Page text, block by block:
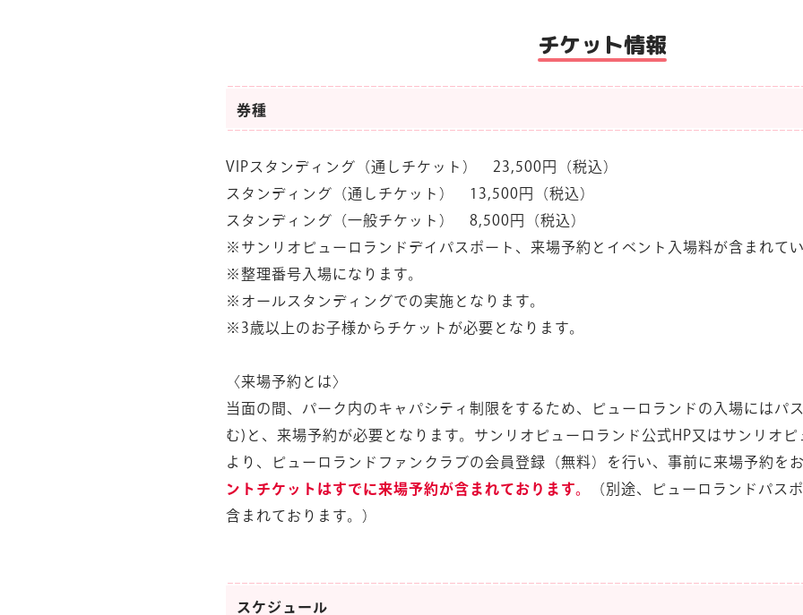
チケット情報
券種
VIPスタンディング（通しチケット） 23,500円（税込）
スタンディング（通しチケット） 13,500円（税込）
スタンディング（一般チケット） 8,500円（税込）
※サンリオピューロランドデイパスポート、来場予約とイベント入場料が含まれて
※整理番号入場になります。
※オールスタンディングでの実施となります。
※3歳以上のお子様からチケットが必要となります。
〈来場予約とは〉
当面の間、パーク内のキャパシティ制限をするため、ピューロランドの入場にはパ
む)と、来場予約が必要となります。サンリオピューロランド公式HP又はサンリオ
より、ピューロランドファンクラブの会員登録（無料）を行い、事前に来場予約を
ントチケットはすでに来場予約が含まれております。
（別途、ピューロランドパス
含まれております。）
スケジュール